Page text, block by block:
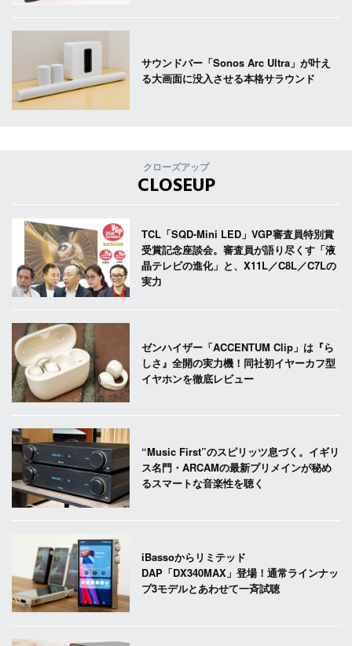
サウンドバー「Sonos Arc Ultra」が叶え
る大画面に没入させる本格サラウンド
クローズアップ
CLOSEUP
TCL「SQD-Mini LED」VGP審査員特別賞
受賞記念座談会。審査員が語り尽くす「液
晶テレビの進化」と、X11L／C8L／C7Lの
実力
ゼンハイザー「ACCENTUM Clip」は『ら
しさ』全開の実力機！同社初イヤーカフ型
イヤホンを徹底レビュー
“Music First”のスピリッツ息づく。イギリ
ス名門・ARCAMの最新プリメインが秘め
るスマートな音楽性を聴く
iBassoからリミテッド
DAP「DX340MAX」登場！通常ラインナッ
プ3モデルとあわせて一斉試聴